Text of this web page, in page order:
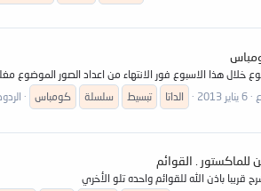
خلال هذا الاسبوع فور الانتهاء من اعداد الصور الموضوع
6 يناير 2013 الداتا تبسيط سلسلة كومباس
. القوائم
قريبا باذن الله للقوائم واحده تلو الأخري